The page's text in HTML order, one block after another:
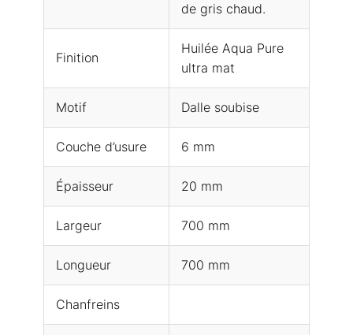
de gris chaud.
Finition
Huilée Aqua Pure
ultra mat
Motif Dalle soubise
Couche d’usure 6 mm
Épaisseur 20 mm
Largeur 700 mm
Longueur 700 mm
Chanfreins